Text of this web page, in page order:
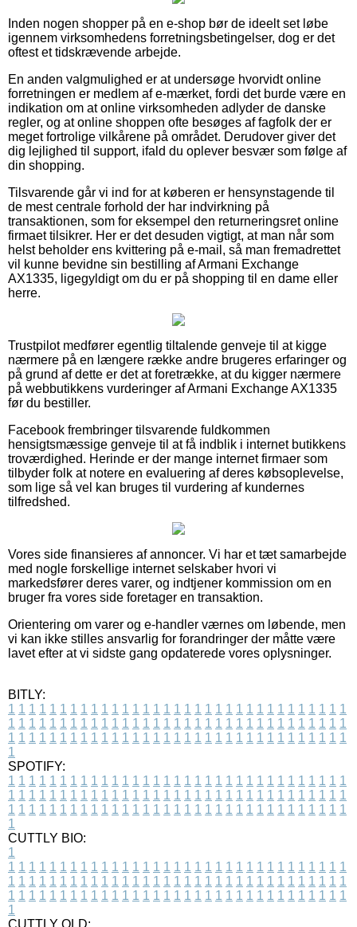
Inden nogen shopper på en e-shop bør de ideelt set løbe
igennem virksomhedens forretningsbetingelser, dog er det
oftest et tidskrævende arbejde.
En anden valgmulighed er at undersøge hvorvidt online
forretningen er medlem af e-mærket, fordi det burde være en
indikation om at online virksomheden adlyder de danske
regler, og at online shoppen ofte besøges af fagfolk der er
meget fortrolige vilkårene på området. Derudover giver det
dig lejlighed til support, ifald du oplever besvær som følge af
din shopping.
Tilsvarende går vi ind for at køberen er hensynstagende til
de mest centrale forhold der har indvirkning på
transaktionen, som for eksempel den returneringsret online
firmaet tilsikrer. Her er det desuden vigtigt, at man når som
helst beholder ens kvittering på e-mail, så man fremadrettet
vil kunne bevidne sin bestilling af Armani Exchange
AX1335, ligegyldigt om du er på shopping til en dame eller
herre.
Trustpilot medfører egentlig tiltalende genveje til at kigge
nærmere på en længere række andre brugeres erfaringer og
på grund af dette er det at foretrække, at du kigger nærmere
på webbutikkens vurderinger af Armani Exchange AX1335
før du bestiller.
Facebook frembringer tilsvarende fuldkommen
hensigtsmæssige genveje til at få indblik i internet butikkens
troværdighed. Herinde er der mange internet firmaer som
tilbyder folk at notere en evaluering af deres købsoplevelse,
som lige så vel kan bruges til vurdering af kundernes
tilfredshed.
Vores side finansieres af annoncer. Vi har et tæt samarbejde
med nogle forskellige internet selskaber hvori vi
markedsfører deres varer, og indtjener kommission om en
bruger fra vores side foretager en transaktion.
Orientering om varer og e-handler værnes om løbende, men
vi kan ikke stilles ansvarlig for forandringer der måtte være
lavet efter at vi sidste gang opdaterede vores oplysninger.
BITLY:
1 1 1 1 1 1 1 1 1 1 1 1 1 1 1 1 1 1 1 1 1 1 1 1 1 1 1 1 1 1 1 1 1
1 1 1 1 1 1 1 1 1 1 1 1 1 1 1 1 1 1 1 1 1 1 1 1 1 1 1 1 1 1 1 1 1
1 1 1 1 1 1 1 1 1 1 1 1 1 1 1 1 1 1 1 1 1 1 1 1 1 1 1 1 1 1 1 1 1
1
SPOTIFY:
1 1 1 1 1 1 1 1 1 1 1 1 1 1 1 1 1 1 1 1 1 1 1 1 1 1 1 1 1 1 1 1 1
1 1 1 1 1 1 1 1 1 1 1 1 1 1 1 1 1 1 1 1 1 1 1 1 1 1 1 1 1 1 1 1 1
1 1 1 1 1 1 1 1 1 1 1 1 1 1 1 1 1 1 1 1 1 1 1 1 1 1 1 1 1 1 1 1 1
1
CUTTLY BIO:
1
1 1 1 1 1 1 1 1 1 1 1 1 1 1 1 1 1 1 1 1 1 1 1 1 1 1 1 1 1 1 1 1 1
1 1 1 1 1 1 1 1 1 1 1 1 1 1 1 1 1 1 1 1 1 1 1 1 1 1 1 1 1 1 1 1 1
1 1 1 1 1 1 1 1 1 1 1 1 1 1 1 1 1 1 1 1 1 1 1 1 1 1 1 1 1 1 1 1 1
1
CUTTLY OLD: